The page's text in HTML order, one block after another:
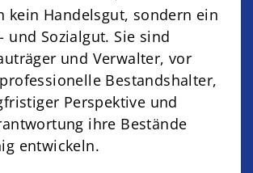
kein Handelsgut, sondern ein
und Sozialgut. Sie sind
und Verwalter, vor
Bestandshalter,
Perspektive und
ihre Bestände
entwickeln.